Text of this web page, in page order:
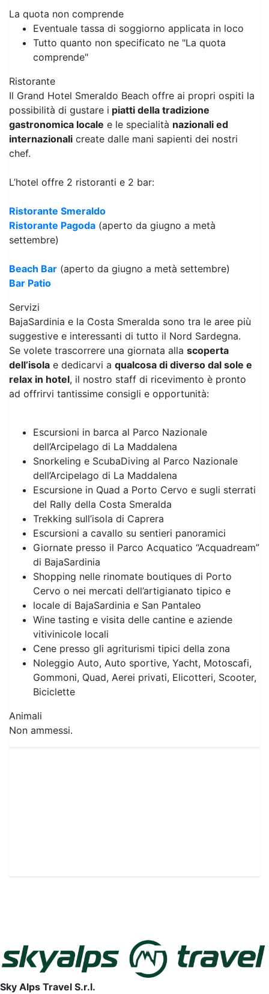
La quota non comprende
Eventuale tassa di soggiorno applicata in loco
Tutto quanto non specificato ne "La quota
comprende"
Ristorante
Il Grand Hotel Smeraldo Beach offre ai propri ospiti la
possibilità di gustare i piatti della tradizione
gastronomica locale e le specialità nazionali ed
internazionali create dalle mani sapienti dei nostri
chef.
L’hotel offre 2 ristoranti e 2 bar:
Ristorante Smeraldo
Ristorante Pagoda (aperto da giugno a metà
settembre)
Beach Bar (aperto da giugno a metà settembre)
Bar Patio
Servizi
BajaSardinia e la Costa Smeralda sono tra le aree più
suggestive e interessanti di tutto il Nord Sardegna.
Se volete trascorrere una giornata alla scoperta
dell’isola e dedicarvi a qualcosa di diverso dal sole e
relax in hotel, il nostro staff di ricevimento è pronto
ad offrirvi tantissime consigli e opportunità:
Escursioni in barca al Parco Nazionale
dell’Arcipelago di La Maddalena
Snorkeling e ScubaDiving al Parco Nazionale
dell’Arcipelago di La Maddalena
Escursione in Quad a Porto Cervo e sugli sterrati
del Rally della Costa Smeralda
Trekking sull’isola di Caprera
Escursioni a cavallo su sentieri panoramici
Giornate presso il Parco Acquatico “Acquadream”
di BajaSardinia
Shopping nelle rinomate boutiques di Porto
Cervo o nei mercati dell’artigianato tipico e
locale di BajaSardinia e San Pantaleo
Wine tasting e visita delle cantine e aziende
vitivinicole locali
Cene presso gli agriturismi tipici della zona
Noleggio Auto, Auto sportive, Yacht, Motoscafi,
Gommoni, Quad, Aerei privati, Elicotteri, Scooter,
Biciclette
Animali
Non ammessi.
Sky Alps Travel S.r.l.